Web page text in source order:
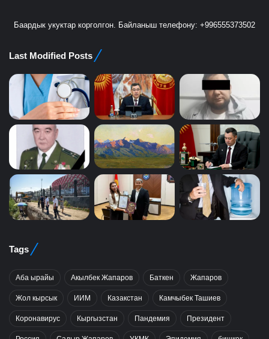
Баардык укуктар корголгон. Байланыш телефону: +996555373502
Last Modified Posts
Tags
Аба ырайы Акылбек Жапаров Баткен Жапаров
Жол кырсык ИИМ Казакстан Камчыбек Ташиев
Коронавирус Кыргызстан Пандемия Президент